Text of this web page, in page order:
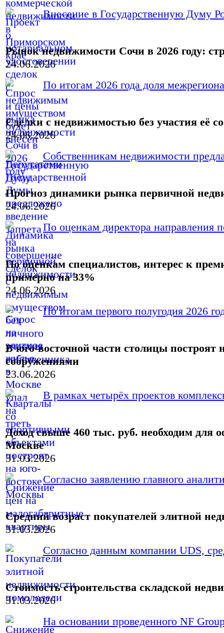
Внесение в Государственную Думу
Рынок недвижимости Сочи в 2026 году:
24.06.2026
По итогам 2026 года доля
Сделки с недвижимостью без участия её
24.06.2026
Собственникам недвижимости
Прогноз динамики рынка первичной
24.06.2026
По оценкам директора направления
По оценкам специалистов, интерес к
примерно на 33%
24.06.2026
По итогам первого полугодия 2026
В юго-восточной части столицы
сооружениями
23.06.2026
В рамках четырёх проектов
Доход свыше 460 тыс. руб. необходим для
Москве
31.03.2026
Согласно заявлению главного
Средний возраст покупателей элитной
31.03.2026
Согласно данным компании UDS,
Стоимость строительства складской
31.03.2026
На основании проведенного NF